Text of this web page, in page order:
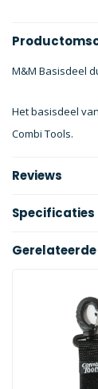
M&M Basisdeel
Het basisdeel
Combi Tools.
Reviews
Specificaties